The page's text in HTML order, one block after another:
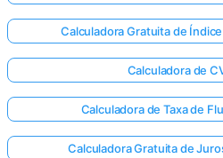
Calculadora Gratuita de
Calculadora de
Calculadora de Taxa de
Calculadora Gratuita de